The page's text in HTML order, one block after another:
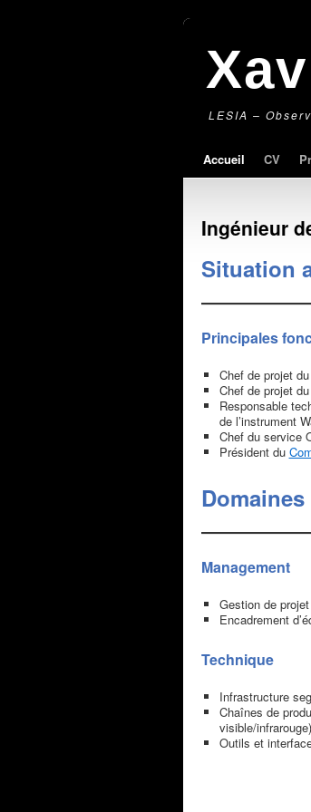
LESIA –
Accueil CV
Ingénieur
Situation
Principales
Chef de projet
Chef de projet
Responsable
de l’instrument
Chef du service
Président du
Domaines
Management
Gestion de projet
Encadrement
Technique
Infrastructure
Chaînes de
visible/
Outils et